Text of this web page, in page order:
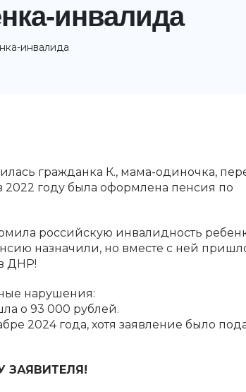
инвалида
инвалида
гражданка К., мама-одиночка,
году была оформлена пенсия по
российскую инвалидность
назначили, но вместе с ней
ДНР!
нарушения:
о 93 000 рублей.
2024 года, хотя заявление было
ЗАЯВИТЕЛЯ!